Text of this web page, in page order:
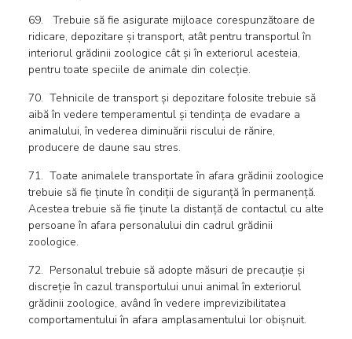
69. Trebuie să fie asigurate mijloace corespunzătoare de
ridicare, depozitare și transport, atât pentru transportul în
interiorul grădinii zoologice cât și în exteriorul acesteia,
pentru toate speciile de animale din colecție.
70. Tehnicile de transport și depozitare folosite trebuie să
aibă în vedere temperamentul și tendința de evadare a
animalului, în vederea diminuării riscului de rănire,
producere de daune sau stres.
71. Toate animalele transportate în afara grădinii zoologice
trebuie să fie ținute în condiții de siguranță în permanență.
Acestea trebuie să fie ținute la distanță de contactul cu alte
persoane în afara personalului din cadrul grădinii
zoologice.
72. Personalul trebuie să adopte măsuri de precauție și
discreție în cazul transportului unui animal în exteriorul
grădinii zoologice, având în vedere imprevizibilitatea
comportamentului în afara amplasamentului lor obișnuit.